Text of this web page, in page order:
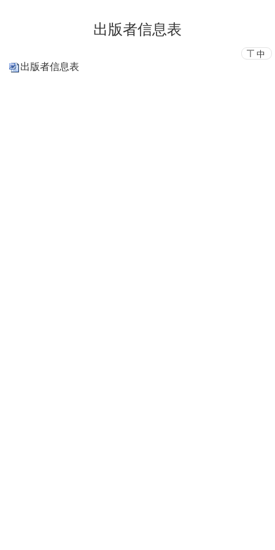
出版者信息表
中
出版者信息表